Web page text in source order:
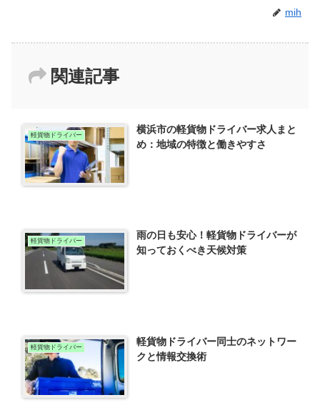
mih
関連記事
軽貨物ドライバー
横浜市の軽貨物ドライバー求人まと
め：地域の特徴と働きやすさ
軽貨物ドライバー
雨の日も安心！軽貨物ドライバーが
知っておくべき天候対策
軽貨物ドライバー
軽貨物ドライバー同士のネットワー
クと情報交換術